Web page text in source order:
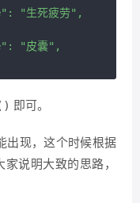
"生死疲劳",
"皮囊",
即可。
出现，这个时候根据
说明大致的思路，